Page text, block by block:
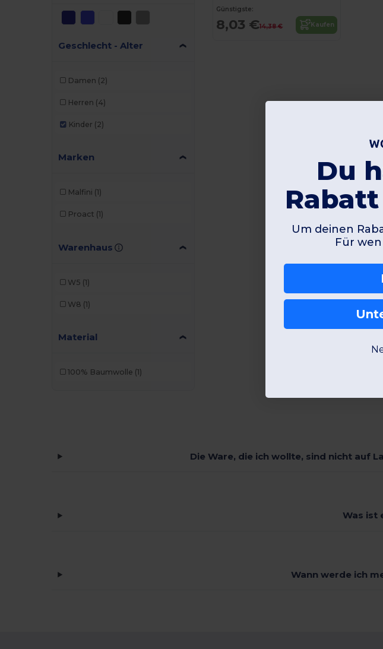
Geschlecht - Alter
Damen (2)
Herren (4)
Kinder (2)
Marken
Malfini (1)
Proact (1)
Warenhaus
W5 (1)
W8 (1)
Material
100% Baumwolle (1)
Günstigste:
8,03 €14,38 € Kaufen
Die Ware, die ich wollte, sind nicht auf
Was ist
Wann werde ich
Du
Um deinen
Für